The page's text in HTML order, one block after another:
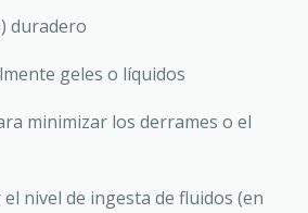
duradero
geles o líquidos
minimizar los derrames o el
nivel de ingesta de fluidos (en